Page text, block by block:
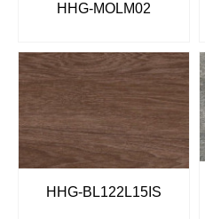
HHG-MOLM02
HHG-BL122L15IS